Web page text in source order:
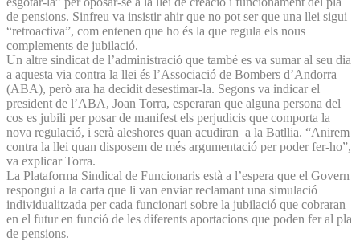
de pensions. Sinfreu va insistir ahir que no pot ser que una llei sigui
“retroactiva”, com entenen que ho és la que regula els nous
complements de jubilació.
Un altre sindicat de l’administració que també es va sumar al seu dia
a aquesta via contra la llei és l’Associació de Bombers d’Andorra
(ABA), però ara ha decidit desestimar-la. Segons va indicar el
president de l’ABA, Joan Torra, esperaran que alguna persona del
cos es jubili per posar de manifest els perjudicis que comporta la
nova regulació, i serà aleshores quan acudiran a la Batllia. “Anirem
contra la llei quan disposem de més argumentació per poder fer-ho”,
va explicar Torra.
La Plataforma Sindical de Funcionaris està a l’espera que el Govern
respongui a la carta que li van enviar reclamant una simulació
individualitzada per cada funcionari sobre la jubilació que cobraran
en el futur en funció de les diferents aportacions que poden fer al pla
de pensions.